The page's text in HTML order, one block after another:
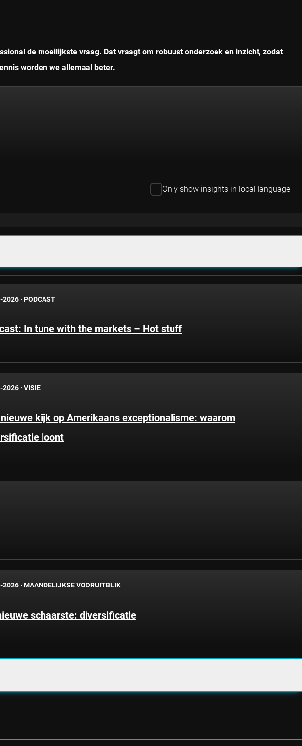
de moeilijkste vraag. Dat vraagt om robuust onderzoek en inzicht, zodat
worden we allemaal beter.
Only show insights in local language
2026 · PODCAST
In tune with the markets – Hot stuff
2026 · VISIE
nieuwe kijk op Amerikaans exceptionalisme: waarom
loont
2026 · MAANDELIJKSE VOORUITBLIK
schaarste: diversificatie